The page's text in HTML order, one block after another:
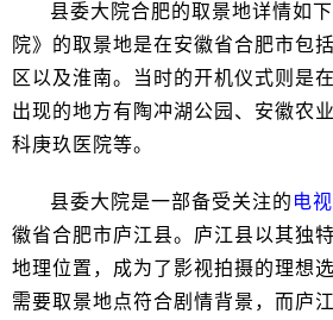
县委大院合肥的取景地详情如下
院》的取景地是在安徽省合肥市包
区以及淮南。当时的开机仪式则是
出现的地方有陶冲湖公园、安徽农
科庚玖医院等。
县委大院是一部备受关注的 电视
徽省合肥市庐江县。庐江县以其独
地理位置，成为了影视拍摄的理想
需要取景地点符合剧情背景，而庐